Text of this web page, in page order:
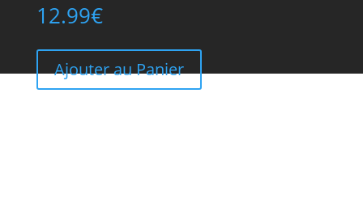
12.99€
Ajouter au Panier